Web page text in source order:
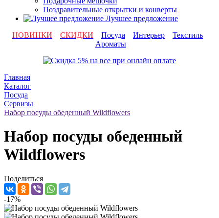
Поздравительные открытки и конверты
Лучшее предложение
НОВИНКИ
СКИДКИ Посуда Интерьер
Текстиль
Ароматы
Главная
Каталог
Посуда
Сервизы
Набор посуды обеденный Wildflowers
Набор посуды обеденный
Wildflowers
Поделиться
-17%